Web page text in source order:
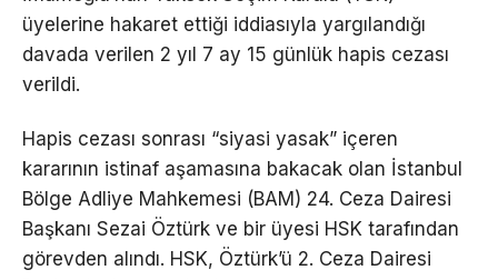
üyelerine hakaret ettiği iddiasıyla yargılandığı
davada verilen 2 yıl 7 ay 15 günlük hapis cezası
verildi.
Hapis cezası sonrası “siyasi yasak” içeren
kararının istinaf aşamasına bakacak olan İstanbul
Bölge Adliye Mahkemesi (BAM) 24. Ceza Dairesi
Başkanı Sezai Öztürk ve bir üyesi HSK tarafından
görevden alındı. HSK, Öztürk’ü 2. Ceza Dairesi